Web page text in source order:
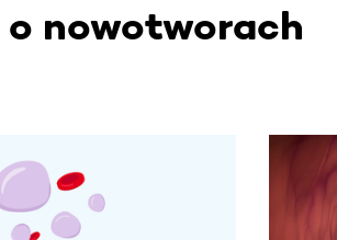
nowotworach
treści przewijane w poziomie. Użyj